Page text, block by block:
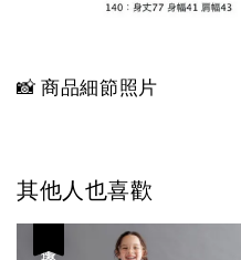
📸 商品細節照片
其他人也喜歡